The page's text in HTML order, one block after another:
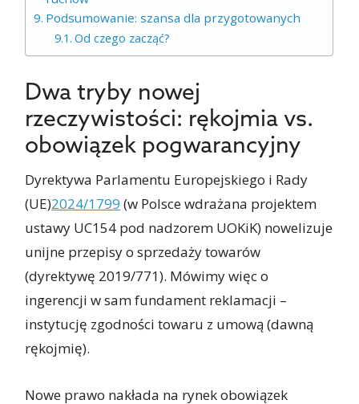
Podsumowanie: szansa dla przygotowanych
Od czego zacząć?
Dwa tryby nowej
rzeczywistości: rękojmia vs.
obowiązek pogwarancyjny
Dyrektywa Parlamentu Europejskiego i Rady
(UE)2024/1799 (w Polsce wdrażana projektem
ustawy UC154 pod nadzorem UOKiK) nowelizuje
unijne przepisy o sprzedaży towarów
(dyrektywę 2019/771). Mówimy więc o
ingerencji w sam fundament reklamacji –
instytucję zgodności towaru z umową (dawną
rękojmię).
Nowe prawo nakłada na rynek obowiązek